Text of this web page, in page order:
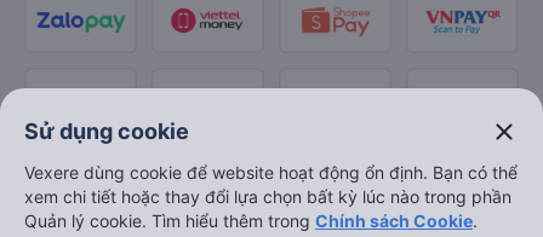
Sử dụng cookie close
Vexere dùng cookie để website hoạt động ổn định. Bạn có thể
xem chi tiết hoặc thay đổi lựa chọn bất kỳ lúc nào trong phần
Quản lý cookie. Tìm hiểu thêm trong Chính sách Cookie.